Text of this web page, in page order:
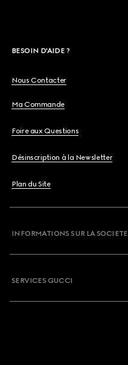
BESOIN D'AIDE ?
Nous Contacter
Ma Commande
Foire aux Questions
Désinscription à la Newsletter
Plan du Site
INFORMATIONS SUR LA SOCIETE
SERVICES GUCCI